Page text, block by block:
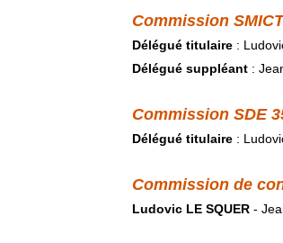
Commission
Délégué titulaire :
Délégué suppléant :
Commission SDE
Délégué titulaire :
Commission de
Ludovic LE SQUER -